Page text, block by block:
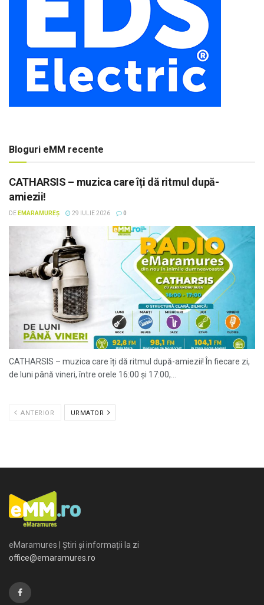
Bloguri eMM recente
CATHARSIS – muzica care îți dă ritmul după-
amiezii!
DE EMARAMUREȘ 29 IULIE 2026 0
CATHARSIS – muzica care îți dă ritmul după-amiezii! În fiecare zi,
de luni până vineri, între orele 16:00 și 17:00,...
ANTERIOR URMATOR
eMaramures | Știri și informații la zi
office@emaramures.ro